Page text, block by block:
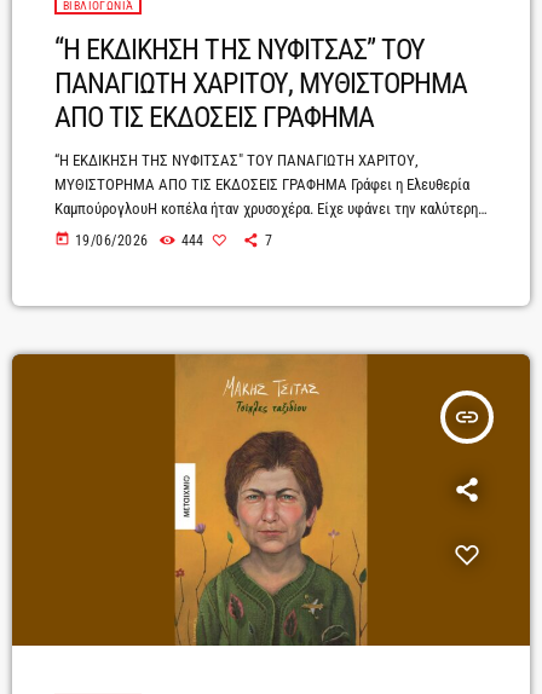
ΒΙΒΛΙΟΓΩΝΙΆ
“Η ΕΚΔΙΚΗΣΗ ΤΗΣ ΝΥΦΙΤΣΑΣ” TΟΥ
ΠΑΝΑΓΙΩΤΗ ΧΑΡΙΤΟΥ, ΜΥΘΙΣΤΟΡΗΜΑ
ΑΠΟ ΤΙΣ ΕΚΔΟΣΕΙΣ ΓΡΑΦΗΜΑ
“Η ΕΚΔΙΚΗΣΗ ΤΗΣ ΝΥΦΙΤΣΑΣ" ΤOY ΠΑΝΑΓΙΩΤΗ ΧΑΡΙΤΟΥ,
ΜΥΘΙΣΤΟΡΗΜΑ ΑΠΟ ΤΙΣ ΕΚΔΟΣΕΙΣ ΓΡΑΦΗΜΑ Γράφει η Ελευθερία
ΚαμπούρογλουΗ κοπέλα ήταν χρυσοχέρα. Είχε υφάνει την καλύτερη
προίκα του χωριού. Την παραμονή του γάμου της, η φθονερή αδελφή
μερόνυχτα μη μπορώντας να αντέξει τη ντροπή και τον πόνο. Δεν
today 19/06/2026 444 7
insert_link